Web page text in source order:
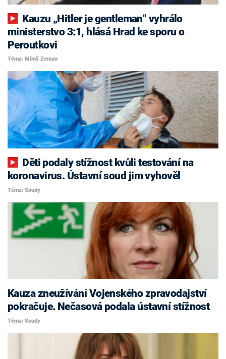
ministerstvo 3:1, hlásá Hrad ke sporu o
Peroutkovi
Téma: Miloš Zeman
koronavirus. Ústavní soud jim vyhověl
Téma: Soudy
Kauza zneužívání Vojenského zpravodajství
pokračuje. Nečasová podala ústavní stížnost
Téma: Soudy